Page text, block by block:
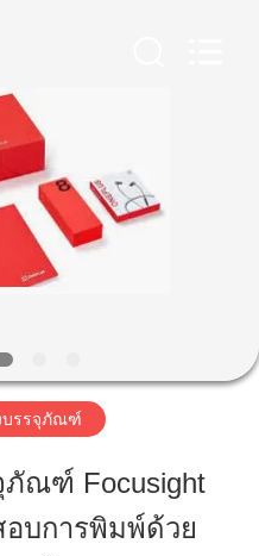
บรรจุภัณฑ์
ภัณฑ์ Focusight
บการพิมพ์ด้วย